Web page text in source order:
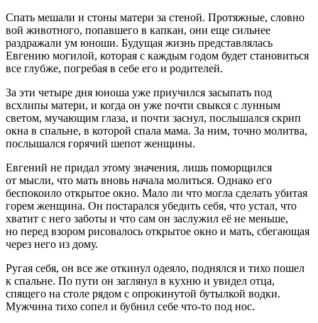
Спать мешали и стоны матери за стеной. Протяжные, словно
вой животного, попавшего в капкан, они еще сильнее
раздражали ум юноши. Будущая жизнь представлялась
Евгению могилой, которая с каждым годом будет становиться
все глубже, погребая в себе его и родителей.
За эти четыре дня юноша уже приучился засыпать под
всхлипы матери, и когда он уже почти свыкся с лунным
светом, мучающим глаза, и почти заснул, послышался скрип
окна в спальне, в которой спала мама. За ним, точно молитва,
послышался горячий шепот женщины.
Евгений не придал этому значения, лишь поморщился
от мысли, что мать вновь начала молиться. Однако его
беспокоило открытое окно. Мало ли что могла сделать убитая
горем женщина. Он постарался убедить себя, что устал, что
хватит с него заботы и что сам он заслужил её не меньше,
но перед взором рисовалось открытое окно и мать, сбегающая
через него из дому.
Ругая себя, он все же откинул одеяло, поднялся и тихо пошел
к спальне. По пути он заглянул в кухню и увидел отца,
спящего на столе рядом с опрокинутой бутылкой водки.
Мужчина тихо сопел и бубнил себе что-то под нос.